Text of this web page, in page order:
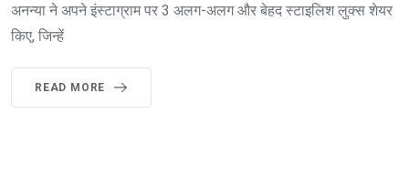
अनन्या ने अपने इंस्टाग्राम पर 3 अलग-अलग और बेहद स्टाइलिश लुक्स शेयर
किए, जिन्हें
READ MORE